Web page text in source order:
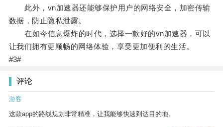
此外，vn加速器还能够保护用户的网络安全，加密传输
数据，防止隐私泄露。
在如今信息爆炸的时代，选择一款好的vn加速器，可以
让我们拥有更顺畅的网络体验，享受更加便利的生活。
#3#
评论
游客
这款app的路线规划非常精准，让我能够快速到达目的地。